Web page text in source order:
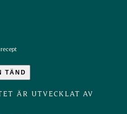
TÄND
ÄR UTVECKLAT AV